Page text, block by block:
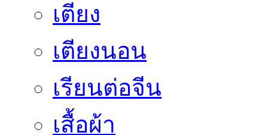
เตียง
เตียงนอน
เรียนต่อจีน
เสื้อผ้า